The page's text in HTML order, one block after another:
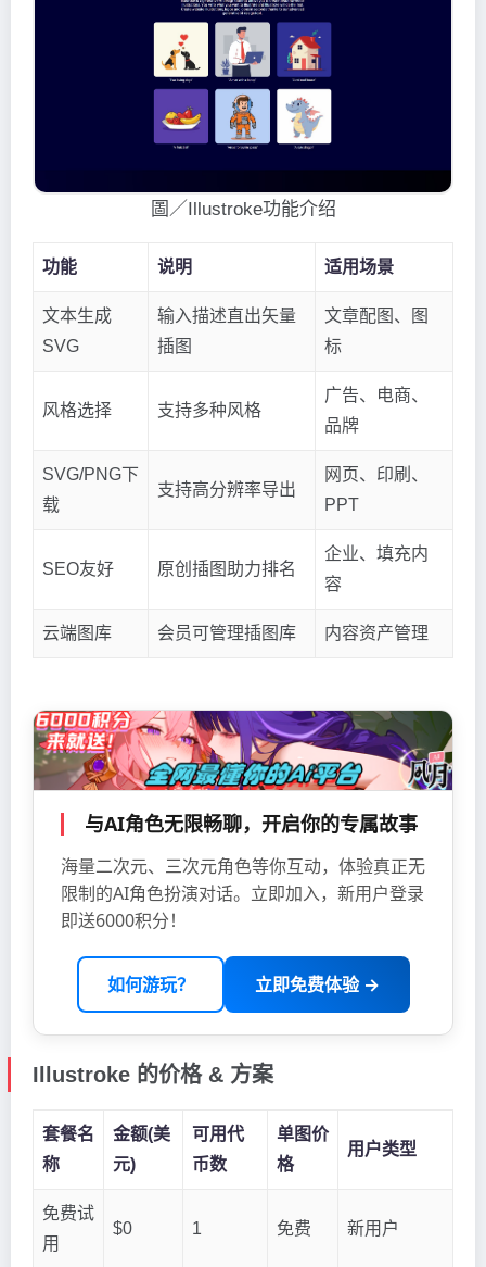
圖／Illustroke功能介绍
功能 说明 适用场景
文本生成
SVG
输入描述直出矢量
插图
文章配图、图
标
风格选择 支持多种风格
广告、电商、
品牌
SVG/PNG下
载
支持高分辨率导出
网页、印刷、
PPT
SEO友好 原创插图助力排名
企业、填充内
容
云端图库 会员可管理插图库 内容资产管理
与AI角色无限畅聊，开启你的专属故事
海量二次元、三次元角色等你互动，体验真正无
限制的AI角色扮演对话。立即加入，新用户登录
即送6000积分！
如何游玩？ 立即免费体验 →
Illustroke 的价格 & 方案
套餐名
称
金额(美
元)
可用代
币数
单图价
格
用户类型
免费试
用
$0 1 免费 新用户